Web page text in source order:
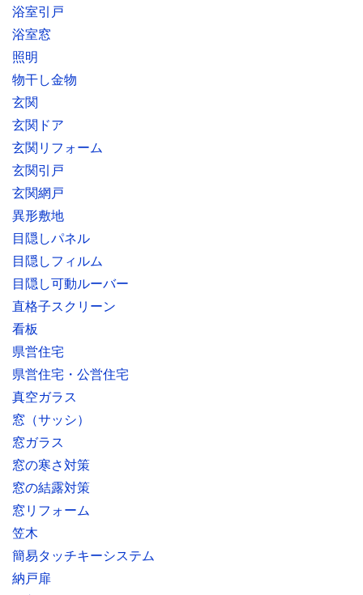
浴室引戸
浴室窓
照明
物干し金物
玄関
玄関ドア
玄関リフォーム
玄関引戸
玄関網戸
異形敷地
目隠しパネル
目隠しフィルム
目隠し可動ルーバー
直格子スクリーン
看板
県営住宅
県営住宅・公営住宅
真空ガラス
窓（サッシ）
窓ガラス
窓の寒さ対策
窓の結露対策
窓リフォーム
笠木
簡易タッチキーシステム
納戸扉